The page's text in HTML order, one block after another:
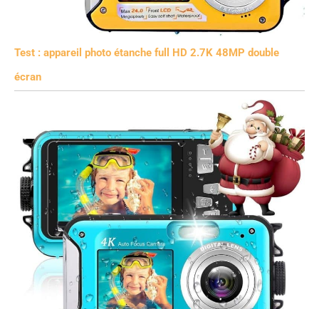
Test : appareil photo étanche full HD 2.7K 48MP double
écran